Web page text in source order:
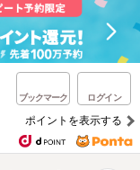
ブックマーク ログイン
ポイントを表示する